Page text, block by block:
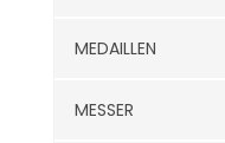
MEDAILLEN
MESSER